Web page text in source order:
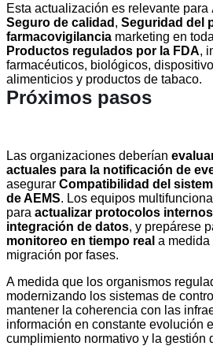
Esta actualización es relevante para
Seguro de calidad , Seguridad del
farmacovigilancia marketing en
Productos regulados por la FDA,
farmacéuticos, biológicos,
alimenticios y productos de tabaco.
Próximos pasos
Las organizaciones deberían
actuales para la notificación de
asegurar Compatibilidad del
de AEMS. Los equipos
para actualizar protocolos internos
integración de datos, y prepárese
monitoreo en tiempo real a medida
migración por fases.
A medida que los organismos
modernizando los sistemas de
mantener la coherencia con las
información en constante evolución
cumplimiento normativo y la gestión